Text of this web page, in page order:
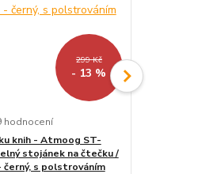
299 Kč
- 13 %
hodnocení
knih - Atmoog ST-
stojánek na čtečku /
s polstrováním